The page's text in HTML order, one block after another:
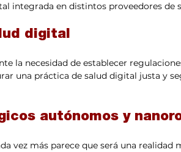
integrada en distintos proveedores de
digital
la necesidad de establecer
una práctica de salud digital justa y
autónomos y
vez más parece que será una